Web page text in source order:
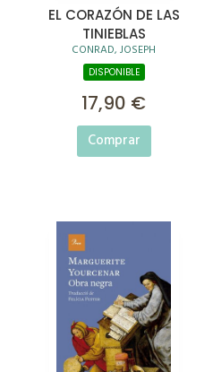
EL CORAZÓN DE LAS
TINIEBLAS
CONRAD, JOSEPH
DISPONIBLE
17,90 €
Comprar